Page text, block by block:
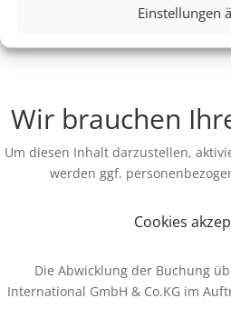
Einstellungen
Wir brauchen
Um diesen Inhalt darzustellen,
werden ggf.
Cookies
Die Abwicklung der Buchung
International GmbH & Co.KG im